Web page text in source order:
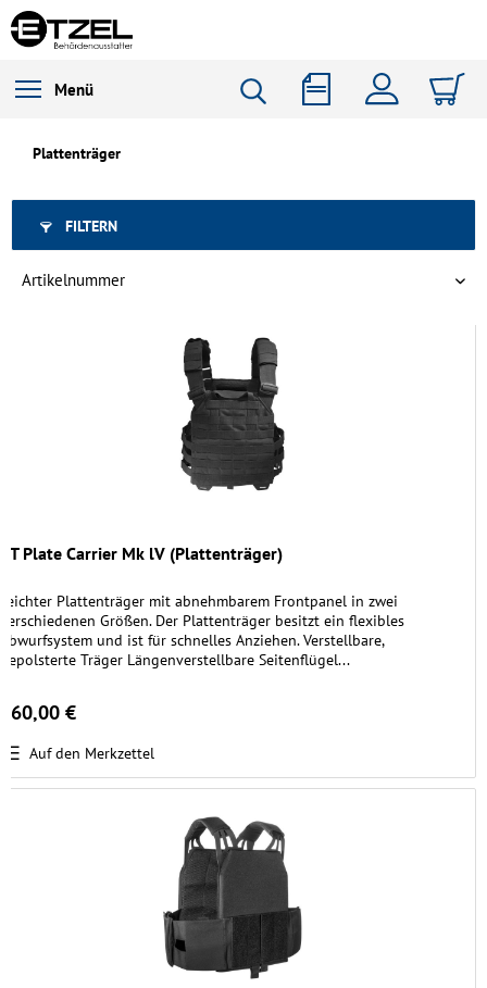
Menü
Plattenträger
FILTERN
TT Plate Carrier Mk lV (Plattenträger)
Leichter Plattenträger mit abnehmbarem Frontpanel in zwei
verschiedenen Größen. Der Plattenträger besitzt ein flexibles
Abwurfsystem und ist für schnelles Anziehen. Verstellbare,
gepolsterte Träger Längenverstellbare Seitenflügel...
260,00 €
Auf den Merkzettel